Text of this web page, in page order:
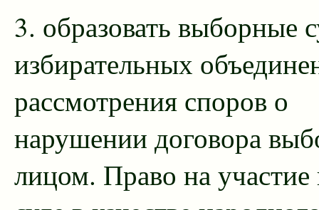
3. образовать выборные
избирательных
рассмотрения споров о
нарушении договора
лицом. Право на участие